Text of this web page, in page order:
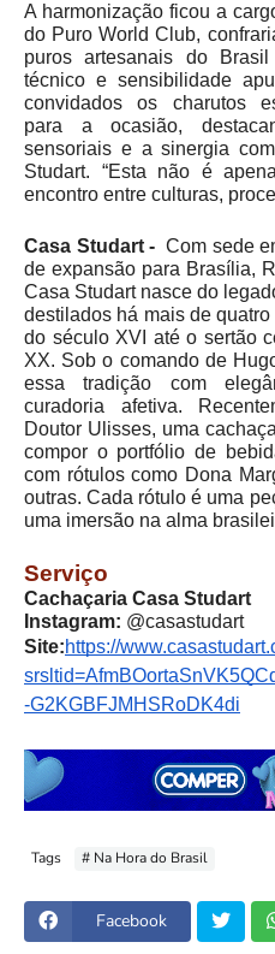
A harmonização ficou a
do Puro World Club,
puros artesanais do
técnico e sensibilidade
convidados os charutos
para a ocasião,
sensoriais e a sinergia
Studart. “Esta não é
encontro entre culturas,
Casa Studart - Com sede
de expansão para Brasília,
Casa Studart nasce do
destilados há mais de
do século XVI até o sertão
XX. Sob o comando de
essa tradição com
curadoria afetiva.
Doutor Ulisses, uma
compor o portfólio de
com rótulos como Dona
outras. Cada rótulo é uma
uma imersão na alma
Serviço
Cachaçaria Casa Studart
Instagram: @casastudart
Site:https://
-G2KGBFJMHSRoDK4di
Tags # Na Hora do Brasil
Facebook